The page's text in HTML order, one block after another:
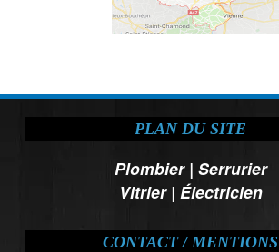
PLAN DU SITE
Plombier| Serrurier
Vitrier| Électricien
CONTACT / MENTIONS